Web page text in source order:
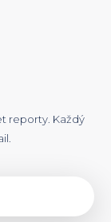
reporty. Každý